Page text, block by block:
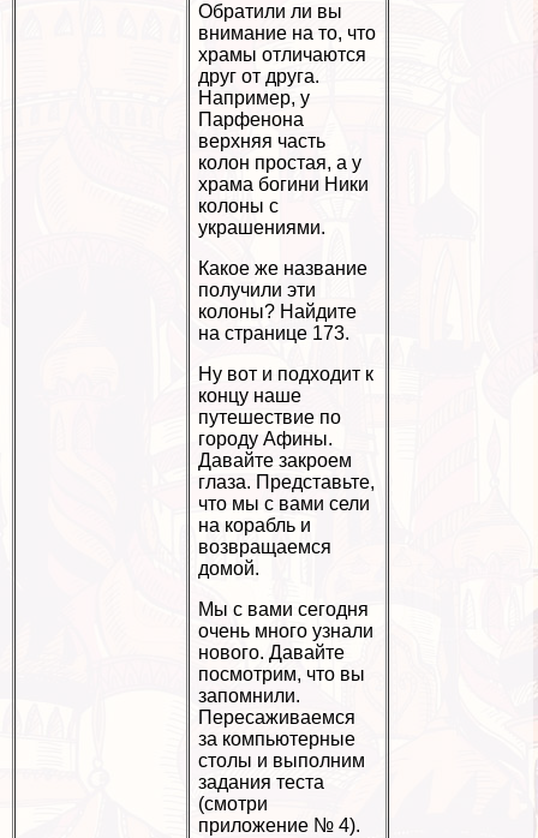
Обратили ли вы
внимание на то, что
храмы отличаются
друг от друга.
Например, у
Парфенона
верхняя часть
колон простая, а у
храма богини Ники
колоны с
украшениями.
Какое же название
получили эти
колоны? Найдите
на странице 173.
Ну вот и подходит к
концу наше
путешествие по
городу Афины.
Давайте закроем
глаза. Представьте,
что мы с вами сели
на корабль и
возвращаемся
домой.
Мы с вами сегодня
очень много узнали
нового. Давайте
посмотрим, что вы
запомнили.
Пересаживаемся
за компьютерные
столы и выполним
задания теста
(смотри
приложение № 4).